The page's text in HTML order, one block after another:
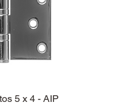
5 x 4 - AIP